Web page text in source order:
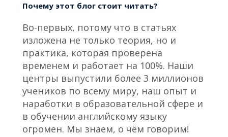
Почему этот блог стоит читать?
Во-первых, потому что в статьях
изложена не только теория, но и
практика, которая проверена
временем и работает на 100%. Наши
центры выпустили более 3 миллионов
учеников по всему миру, наш опыт и
наработки в образовательной сфере и
в обучении английскому языку
огромен. Мы знаем, о чём говорим!